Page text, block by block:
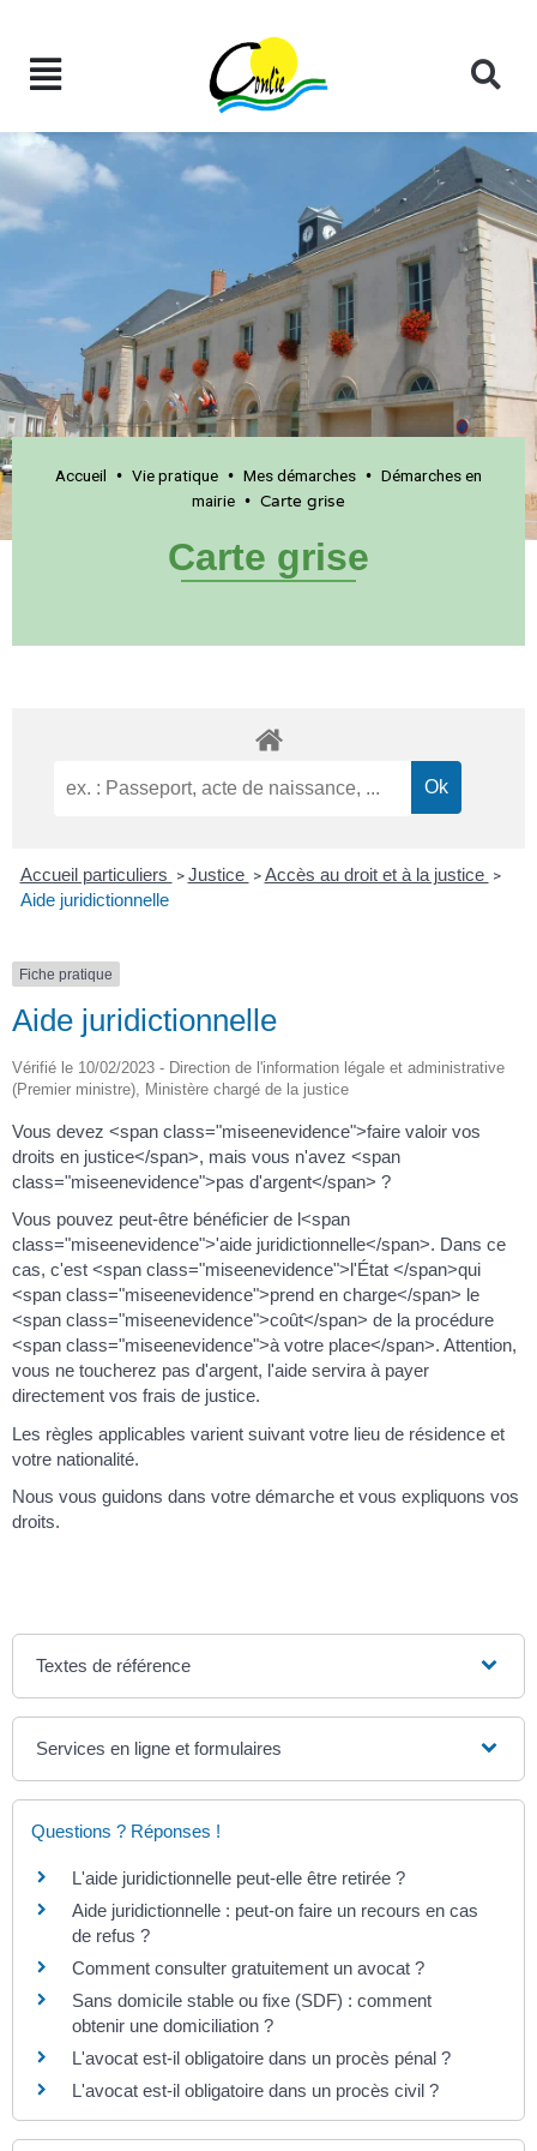
Accueil • Vie pratique • Mes démarches • Démarches en
mairie • Carte grise
Carte grise
Accueil particuliers > Justice > Accès au droit et à la justice >
Aide juridictionnelle
Fiche pratique
Aide juridictionnelle
Vérifié le 10/02/2023 - Direction de l'information légale et administrative
(Premier ministre), Ministère chargé de la justice
Vous devez <span class="miseenevidence">faire valoir vos
droits en justice</span>, mais vous n'avez <span
class="miseenevidence">pas d'argent</span> ?
Vous pouvez peut-être bénéficier de l<span
class="miseenevidence">'aide juridictionnelle</span>. Dans ce
cas, c'est <span class="miseenevidence">l'État </span>qui
<span class="miseenevidence">prend en charge</span> le
<span class="miseenevidence">coût</span> de la procédure
<span class="miseenevidence">à votre place</span>. Attention,
vous ne toucherez pas d'argent, l'aide servira à payer
directement vos frais de justice.
Les règles applicables varient suivant votre lieu de résidence et
votre nationalité.
Nous vous guidons dans votre démarche et vous expliquons vos
droits.
Textes de référence
Services en ligne et formulaires
Questions ? Réponses !
L'aide juridictionnelle peut-elle être retirée ?
Aide juridictionnelle : peut-on faire un recours en cas
de refus ?
Comment consulter gratuitement un avocat ?
Sans domicile stable ou fixe (SDF) : comment
obtenir une domiciliation ?
L'avocat est-il obligatoire dans un procès pénal ?
L'avocat est-il obligatoire dans un procès civil ?